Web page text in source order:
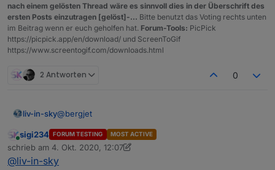
        "Warnstufe": "2"
      },
      {
        "Region": "Gemeinde",
        "GKZ": "10301",
        "Warnstufe": "2"
        "Region": "Gemeinde",
        "Name": "Donnerskirchen",
        "Warnstufe": "2"
      },
nach einem gelösten Thread wäre es sinnvoll dies in der Überschrift des
ersten Posts einzutragen [gelöst]-... Bitte benutzt das Voting rechts unten
im Beitrag wenn er euch geholfen hat. Forum-Tools: PicPick
https://picpick.app/en/download/ und ScreenToGif
https://www.screentogif.com/downloads.html
2 Antworten 0
liv-in-sky@bergjet
also dieses script bringt die daten unter
javascript.0.coronamapel - das schedule ist im
moment auf jede minute gesetzt - solltest du aber
Online
sigi234 FORUM TESTING MOST ACTIVE
schrieb am 4. Okt. 2020, 12:07
zuletzt editiert von sigi23410. Apr. 2020, 14:08
@liv-in-sky